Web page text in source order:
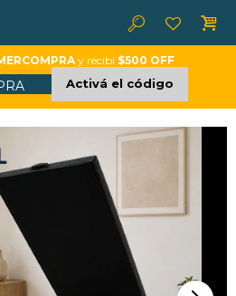
y recibí $500 OFF
Activá el código